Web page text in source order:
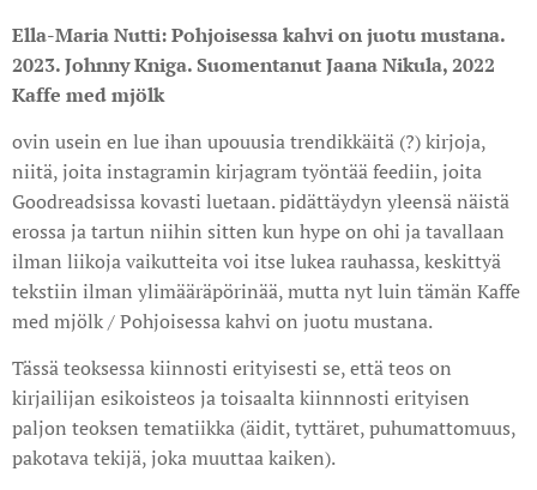
Ella-Maria Nutti: Pohjoisessa kahvi on juotu mustana.
2023. Johnny Kniga. Suomentanut Jaana Nikula, 2022
Kaffe med mjölk
ovin usein en lue ihan upouusia trendikkäitä (?) kirjoja,
niitä, joita instagramin kirjagram työntää feediin, joita
Goodreadsissa kovasti luetaan. pidättäydyn yleensä näistä
erossa ja tartun niihin sitten kun hype on ohi ja tavallaan
ilman liikoja vaikutteita voi itse lukea rauhassa, keskittyä
tekstiin ilman ylimääräpörinää, mutta nyt luin tämän Kaffe
med mjölk / Pohjoisessa kahvi on juotu mustana.
Tässä teoksessa kiinnosti erityisesti se, että teos on
kirjailijan esikoisteos ja toisaalta kiinnnosti erityisen
paljon teoksen tematiikka (äidit, tyttäret, puhumattomuus,
pakotava tekijä, joka muuttaa kaiken).